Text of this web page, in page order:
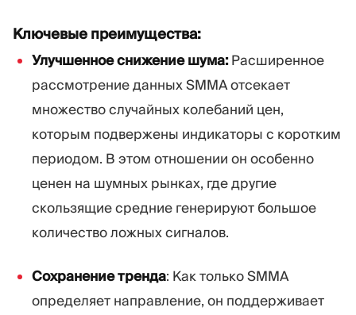
Ключевые преимущества:
Улучшенное снижение шума:Расширенное
рассмотрение данных SMMA отсекает
множество случайных колебаний цен,
которым подвержены индикаторы с коротким
периодом. В этом отношении он особенно
ценен на шумных рынках, где другие
скользящие средние генерируют большое
количество ложных сигналов.
Сохранение тренда: Как только SMMA
определяет направление, он поддерживает